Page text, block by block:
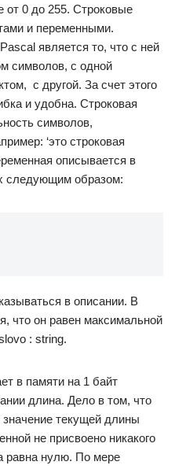
от 0 до 255. Строковые
и переменными.
является то, что с ней
символов, с одной
 с другой. За счет этого
и удобна. Строковая
символов,
‘это строковая
описывается в
следующим образом:
в описании. В
что он равен максимальной
: string.
в памяти на 1 байт
длина. Дело в том, что
текущей длины
не присвоено никакого
равна нулю. По мере